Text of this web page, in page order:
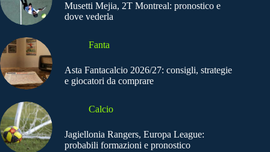
Musetti Mejia, 2T Montreal: pronostico e
dove vederla
Fanta
Asta Fantacalcio 2026/27: consigli, strategie
e giocatori da comprare
Calcio
Jagiellonia Rangers, Europa League:
probabili formazioni e pronostico